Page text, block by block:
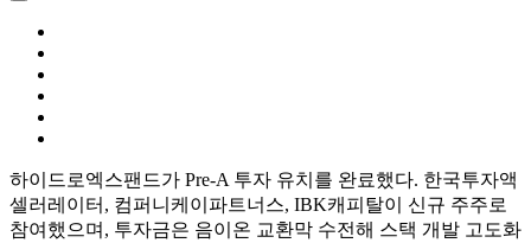
하이드로엑스팬드가 Pre-A 투자 유치를 완료했다. 한국투자액
셀러레이터, 컴퍼니케이파트너스, IBK캐피탈이 신규 주주로
참여했으며, 투자금은 음이온 교환막 수전해 스택 개발 고도화